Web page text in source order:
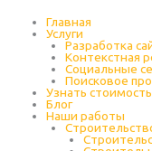
Главная
Услуги
Разработка
Контекстная
Социальные
Поисковое
Узнать стоимость
Блог
Наши работы